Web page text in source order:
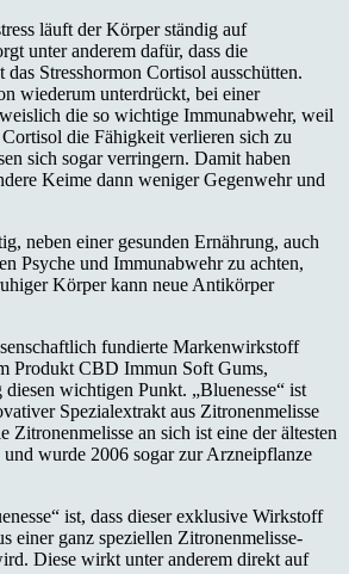
läuft der Körper ständig auf
unter anderem dafür, dass die
das Stresshormon Cortisol ausschütten.
wiederum unterdrückt, bei einer
die so wichtige Immunabwehr, weil
die Fähigkeit verlieren sich zu
sich sogar verringern. Damit haben
Keime dann weniger Gegenwehr und
neben einer gesunden Ernährung, auch
Psyche und Immunabwehr zu achten,
Körper kann neue Antikörper
fundierte Markenwirkstoff
Produkt CBD Immun Soft Gums,
wichtigen Punkt. „Bluenesse“ ist
Spezialextrakt aus Zitronenmelisse
an sich ist eine der ältesten
wurde 2006 sogar zur Arzneipflanze
ist, dass dieser exklusive Wirkstoff
einer ganz speziellen Zitronenmelisse-
Diese wirkt unter anderem direkt auf